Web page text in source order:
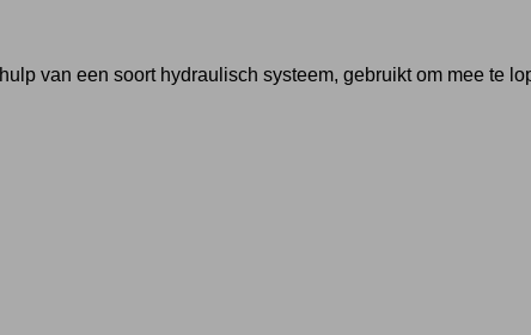
van een soort hydraulisch systeem, gebruikt om mee te